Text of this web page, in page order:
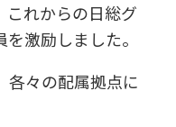
これからの日総グ
激励しました。
各々の配属拠点に